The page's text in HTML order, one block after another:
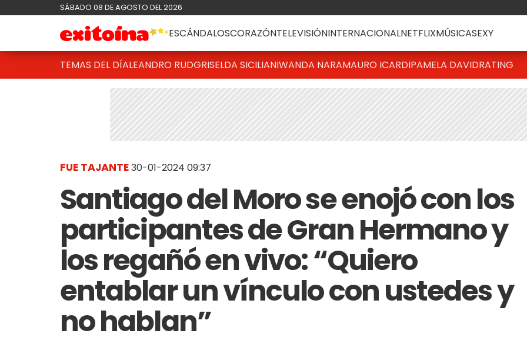
SÁBADO 08 DE AGOSTO DEL 2026
ESCÁNDALOSCORAZÓNTELEVISIÓNINTERNACIONALNETFLIXMÚSICASEXY
TEMAS DEL DÍALEANDRO RUDGRISELDA SICILIANIWANDA NARAMAURO ICARDIPAMELA DAVIDRATING
FUE TAJANTE30-01-2024 09:37
Santiago del Moro se enojó con los
participantes de Gran Hermano y
los regañó en vivo: “Quiero
entablar un vínculo con ustedes y
no hablan”